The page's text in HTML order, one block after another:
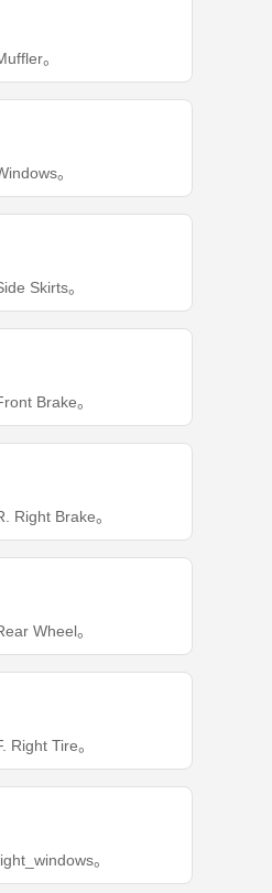
。
。
Skirts。
Brake。
Right Brake。
Wheel。
Right Tire。
。